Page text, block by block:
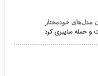
مدل‌های خودمختار
حمله سایبری کرد